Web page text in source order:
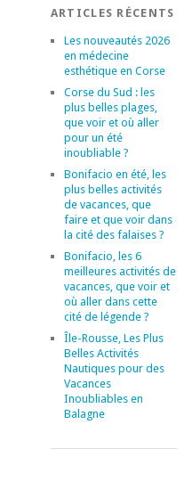
ARTICLES RÉCENTS
Les nouveautés 2026
en médecine
esthétique en Corse
Corse du Sud : les
plus belles plages,
que voir et où aller
pour un été
inoubliable ?
Bonifacio en été, les
plus belles activités
de vacances, que
faire et que voir dans
la cité des falaises ?
Bonifacio, les 6
meilleures activités de
vacances, que voir et
où aller dans cette
cité de légende ?
Île-Rousse, Les Plus
Belles Activités
Nautiques pour des
Vacances
Inoubliables en
Balagne